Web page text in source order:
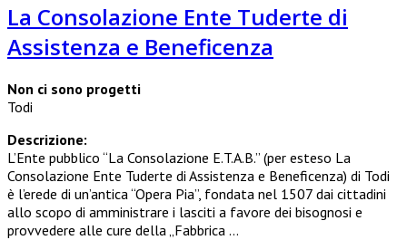
La Consolazione Ente Tuderte di
Assistenza e Beneficenza
Non ci sono progetti
Todi
Descrizione:
L’Ente pubblico “La Consolazione E.T.A.B.” (per esteso La
Consolazione Ente Tuderte di Assistenza e Beneficenza) di Todi
è l’erede di un’antica “Opera Pia”, fondata nel 1507 dai cittadini
allo scopo di amministrare i lasciti a favore dei bisognosi e
provvedere alle cure della „Fabbrica ...